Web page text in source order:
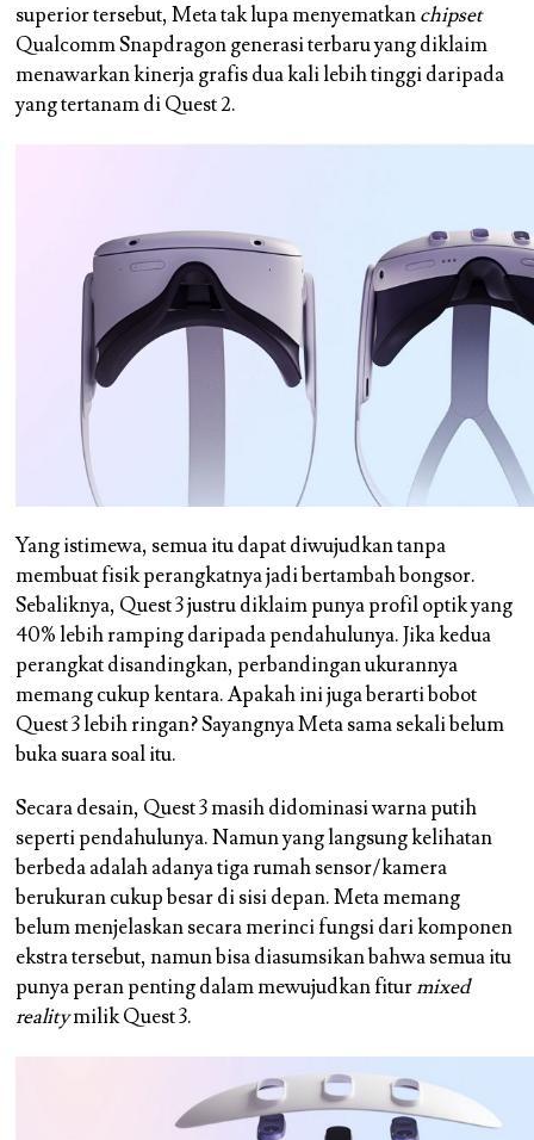
superior tersebut, Meta tak lupa menyematkanchipset
Qualcomm Snapdragon generasi terbaru yang diklaim
menawarkan kinerja grafis dua kali lebih tinggi daripada
yang tertanam di Quest 2.
Yang istimewa, semua itu dapat diwujudkan tanpa
membuat fisik perangkatnya jadi bertambah bongsor.
Sebaliknya, Quest 3 justru diklaim punya profil optik yang
40% lebih ramping daripada pendahulunya. Jika kedua
perangkat disandingkan, perbandingan ukurannya
memang cukup kentara. Apakah ini juga berarti bobot
Quest 3 lebih ringan? Sayangnya Meta sama sekali belum
buka suara soal itu.
Secara desain, Quest 3 masih didominasi warna putih
seperti pendahulunya. Namun yang langsung kelihatan
berbeda adalah adanya tiga rumah sensor/kamera
berukuran cukup besar di sisi depan. Meta memang
belum menjelaskan secara merinci fungsi dari komponen
ekstra tersebut, namun bisa diasumsikan bahwa semua itu
punya peran penting dalam mewujudkan fiturmixed
realitymilik Quest 3.